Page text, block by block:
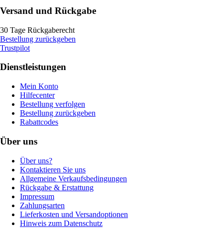
Versand und Rückgabe
30 Tage Rückgaberecht
Bestellung zurückgeben
Trustpilot
Dienstleistungen
Mein Konto
Hilfecenter
Bestellung verfolgen
Bestellung zurückgeben
Rabattcodes
Über uns
Über uns?
Kontaktieren Sie uns
Allgemeine Verkaufsbedingungen
Rückgabe & Erstattung
Impressum
Zahlungsarten
Lieferkosten und Versandoptionen
Hinweis zum Datenschutz